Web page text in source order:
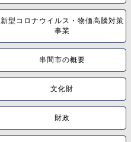
新型コロナウイルス・物価高騰対策
事業
串間市の概要
文化財
財政